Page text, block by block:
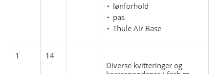
lønforhold
pas
Thule Air Base
1
14
Diverse kvitteringer og